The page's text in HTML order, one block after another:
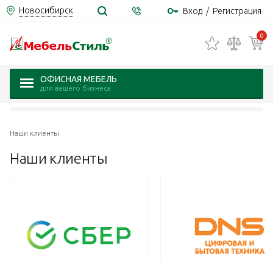
Новосибирск Вход / Регистрация
0
ОФИСНАЯ МЕБЕЛЬ
для вашего бизнеса
Наши клиенты
Наши клиенты